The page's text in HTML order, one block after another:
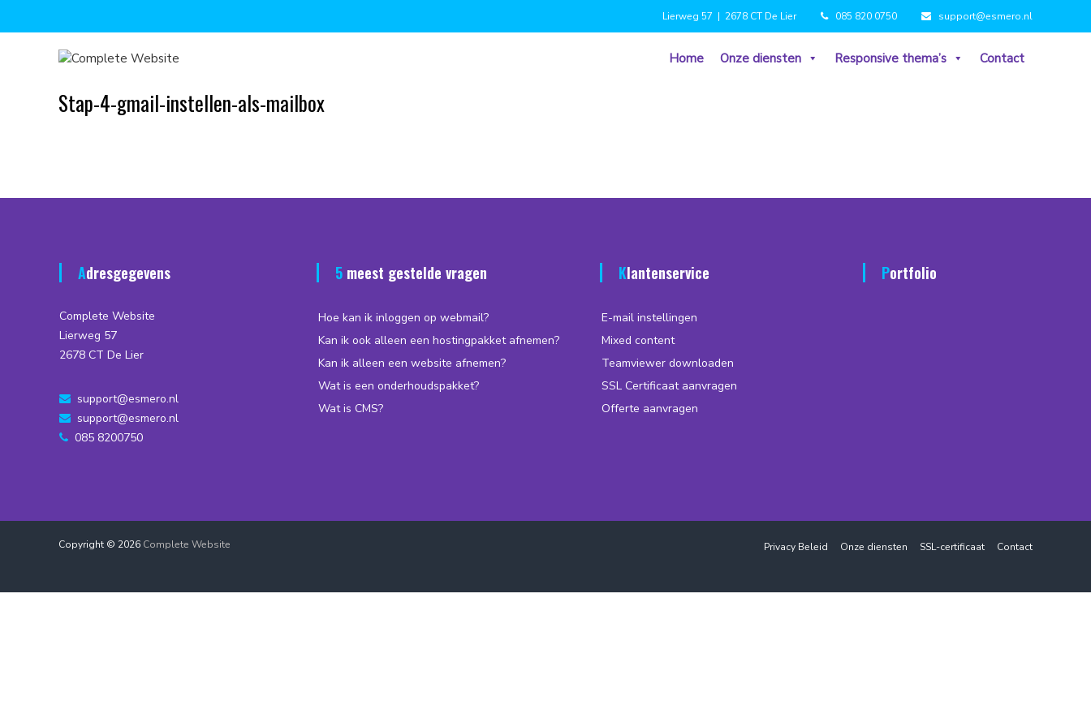
Lierweg 57 | 2678 CT De Lier 085 820 0750 support@esmero.nl
C
o
m
p
e
Home Onze diensten Responsive thema’s Contact
Stap-4-gmail-instellen-als-mailbox
Adresgegevens
Complete Website
Lierweg 57
2678 CT De Lier
support@esmero.nl
support@esmero.nl
085 8200750
5 meest gestelde vragen
Hoe kan ik inloggen op webmail?
Kan ik ook alleen een hostingpakket afnemen?
Kan ik alleen een website afnemen?
Wat is een onderhoudspakket?
Wat is CMS?
Klantenservice
E-mail instellingen
Mixed content
Teamviewer downloaden
SSL Certificaat aanvragen
Offerte aanvragen
Portfolio
Copyright © 2026 Complete Website Privacy Beleid Onze diensten SSL-certificaat Contact